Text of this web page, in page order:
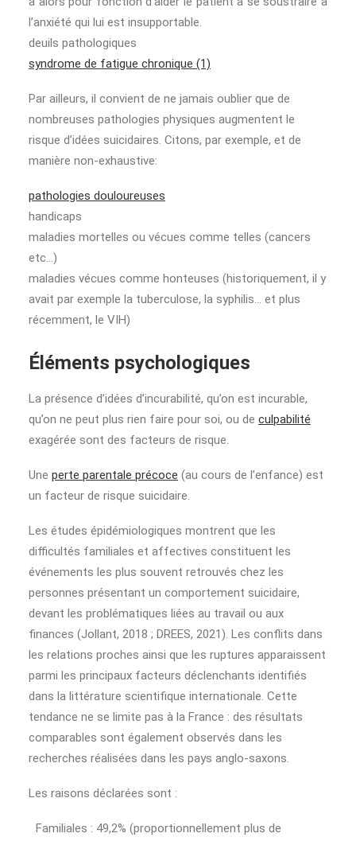
l’anxiété qui lui est insupportable.
deuils pathologiques
syndrome de fatigue chronique (1)
Par ailleurs, il convient de ne jamais oublier que de
nombreuses pathologies physiques augmentent le
risque d’idées suicidaires. Citons, par exemple, et de
manière non-exhaustive:
pathologies douloureuses
handicaps
maladies mortelles ou vécues comme telles (cancers
etc…)
maladies vécues comme honteuses (historiquement, il y
avait par exemple la tuberculose, la syphilis… et plus
récemment, le VIH)
Éléments psychologiques
La présence d’idées d’incurabilité, qu’on est incurable,
qu’on ne peut plus rien faire pour soi, ou de culpabilité
exagérée sont des facteurs de risque.
Une perte parentale précoce (au cours de l’enfance) est
un facteur de risque suicidaire.
Les études épidémiologiques montrent que les
difficultés familiales et affectives constituent les
événements les plus souvent retrouvés chez les
personnes présentant un comportement suicidaire,
devant les problématiques liées au travail ou aux
finances (Jollant, 2018 ; DREES, 2021). Les conflits dans
les relations proches ainsi que les ruptures apparaissent
parmi les principaux facteurs déclenchants identifiés
dans la littérature scientifique internationale. Cette
tendance ne se limite pas à la France : des résultats
comparables sont également observés dans les
recherches réalisées dans les pays anglo-saxons.
Les raisons déclarées sont :
Familiales : 49,2% (proportionnellement plus de